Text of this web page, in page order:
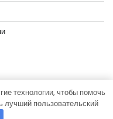
Тема News Bank от
технологии, чтобы помочь
лучший пользовательский